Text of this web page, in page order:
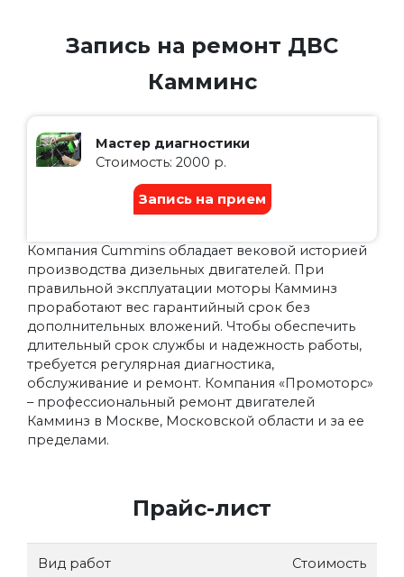
Запись на ремонт ДВС
Камминс
Мастер диагностики
Стоимость: 2000 р.
Запись на прием
Компания Cummins обладает вековой историей
производства дизельных двигателей. При
правильной эксплуатации моторы Камминз
проработают вес гарантийный срок без
дополнительных вложений. Чтобы обеспечить
длительный срок службы и надежность работы,
требуется регулярная диагностика,
обслуживание и ремонт. Компания «Промоторс»
– профессиональный ремонт двигателей
Камминз в Москве, Московской области и за ее
пределами.
Прайс-лист
Вид работ Стоимость